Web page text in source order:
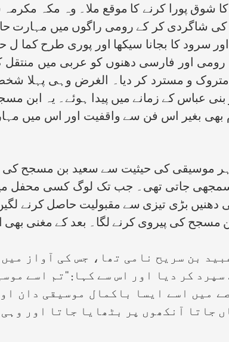
شوق پورا کرنے کا موقع ملا۔ وہ مکہ
شاگردی کر کے رومی راگوں میں مہارت
سرود کا بجانا سیکھا اور پوری طرح کما
اور فارسی دھنوں کو عربی میں منتقل
متروک و مسترد کر دیا۔ الغرض وہی
بنی عباس کے زمانے میں پیدا ہوئے۔ یہ
بھی بغیر اس فن سے واقفیت اور اس میں
موسیقی کی حیثیت سے سعید بن مسجح کی
جاتی تھی۔ جب تک لوگ کسی محفل
بڑی تیزی سے مقبولیت حاصل کرنے
کی پیروی کرنے لگا۔ بعد کے مغنی
بن سریح نامی تھا، جس کی آواز
کر دیا اور اس سے کہا: ‘‘تم اسے
میں اسے ایسا باکمال موسیقی دان
جاتا آنکھوں پر بٹھایا جاتا اور